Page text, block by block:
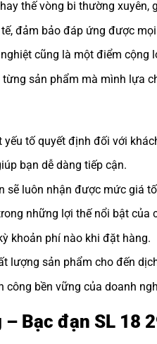
thế vòng bi thường xuyên,
đảm bảo đáp ứng được
cũng là một điểm cộng
sản phẩm mà mình lựa
tố quyết định đối với
bạn dễ dàng tiếp cận.
sẽ luôn nhận được mức giá
những lợi thế nổi bật của
khoản phí nào khi đặt hàng.
lượng sản phẩm cho đến
bền vững của doanh
Bạc đạn SL 18